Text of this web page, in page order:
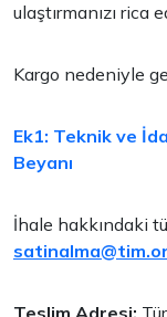
ulaştırmanızı rica
Kargo nedeniyle
Ek1: Teknik ve
Beyanı
İhale hakkındaki
Teslim Adresi: